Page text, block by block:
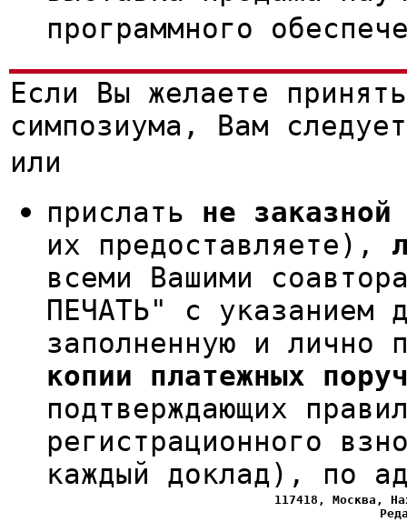
программного
Если Вы желаете
симпозиума, Вам
или
прислать не
их предоставляете),
всеми Вашими
ПЕЧАТЬ" с указанием
заполненную и лично
копии платежных
подтверждающих
регистрационного
каждый доклад), по
117418, Москва,